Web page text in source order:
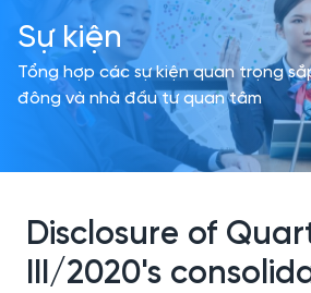
Sự kiện
Tổng hợp các sự kiện quan trọng
đông và nhà đầu tư quan tâm
Disclosure of
III/2020's